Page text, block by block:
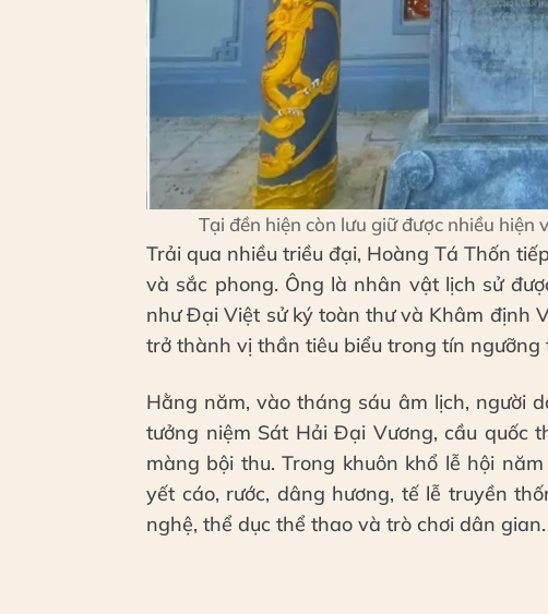
Tại đền hiện còn lưu giữ được nhiều hiện
Trải qua nhiều triều đại, Hoàng Tá Thốn
và sắc phong. Ông là nhân vật lịch sử
như Đại Việt sử ký toàn thư và Khâm định
trở thành vị thần tiêu biểu trong tín ngưỡng
Hằng năm, vào tháng sáu âm lịch, người
tưởng niệm Sát Hải Đại Vương, cầu quốc
màng bội thu. Trong khuôn khổ lễ hội
yết cáo, rước, dâng hương, tế lễ truyền
nghệ, thể dục thể thao và trò chơi dân gian.